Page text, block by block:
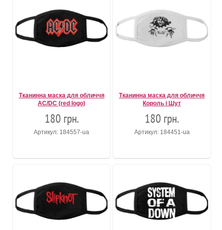
Тканинна маска для обличчя
AC/DC (red logo)
180 грн.
Артикул: 184557-ua
Тканинна маска для обличчя
Король і Шут
180 грн.
Артикул: 184451-ua